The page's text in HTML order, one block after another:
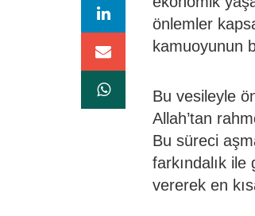
önlemler
kamuoyunun
Bu vesileyle
Allah’tan
Bu süreci
farkındalık
vererek en